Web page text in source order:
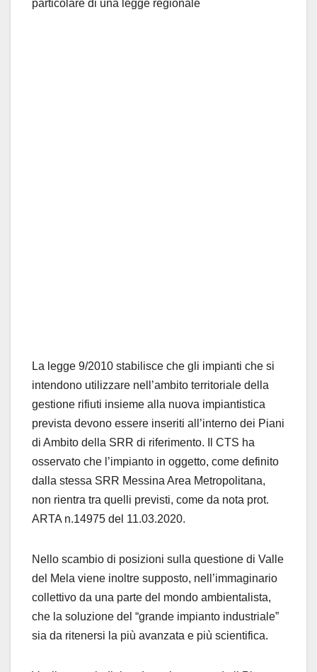
particolare di una legge regionale
La legge 9/2010 stabilisce che gli impianti che si
intendono utilizzare nell’ambito territoriale della
gestione rifiuti insieme alla nuova impiantistica
prevista devono essere inseriti all’interno dei Piani
di Ambito della SRR di riferimento. Il CTS ha
osservato che l’impianto in oggetto, come definito
dalla stessa SRR Messina Area Metropolitana,
non rientra tra quelli previsti, come da nota prot.
ARTA n.14975 del 11.03.2020.
Nello scambio di posizioni sulla questione di Valle
del Mela viene inoltre supposto, nell’immaginario
collettivo da una parte del mondo ambientalista,
che la soluzione del “grande impianto industriale”
sia da ritenersi la più avanzata e più scientifica.